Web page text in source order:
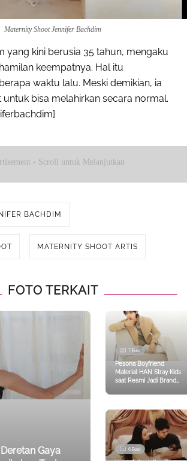
Maternity Shoot Jennifer Bachdim
yang kini berusia 35 tahun, mengaku
keempatnya. Hal itu
waktu lalu. Meski demikian, ia
untuk bisa melahirkan secara normal.
- Scroll untuk Melanjutkan
BACHDIM
MATERNITY SHOOT ARTIS
FOTO TERKAIT
Gaya
7 Foto
Pesona Boyfriend
Material HAN Stray Kids
saat Resmi Jadi Brand
6 Foto